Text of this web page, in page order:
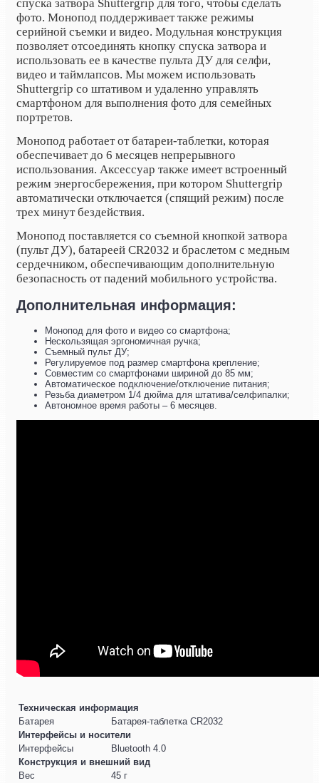
спуска затвора Shuttergrip для того, чтобы сделать
фото. Монопод поддерживает также режимы
серийной съемки и видео. Модульная конструкция
позволяет отсоединять кнопку спуска затвора и
использовать ее в качестве пульта ДУ для селфи,
видео и таймлапсов. Мы можем использовать
Shuttergrip со штативом и удаленно управлять
смартфоном для выполнения фото для семейных
портретов.
Монопод работает от батареи-таблетки, которая
обеспечивает до 6 месяцев непрерывного
использования. Аксессуар также имеет встроенный
режим энергосбережения, при котором Shuttergrip
автоматически отключается (спящий режим) после
трех минут бездействия.
Монопод поставляется со съемной кнопкой затвора
(пульт ДУ), батареей CR2032 и браслетом с медным
сердечником, обеспечивающим дополнительную
безопасность от падений мобильного устройства.
Дополнительная информация:
Монопод для фото и видео со смартфона;
Нескользящая эргономичная ручка;
Съемный пульт ДУ;
Регулируемое под размер смартфона крепление;
Совместим со смартфонами шириной до 85 мм;
Автоматическое подключение/отключение питания;
Резьба диаметром 1/4 дюйма для штатива/селфипалки;
Автономное время работы – 6 месяцев.
Техническая информация
Батарея
Батарея-таблетка CR2032
Интерфейсы и носители
Интерфейсы
Bluetooth 4.0
Конструкция и внешний вид
Вес
45 г